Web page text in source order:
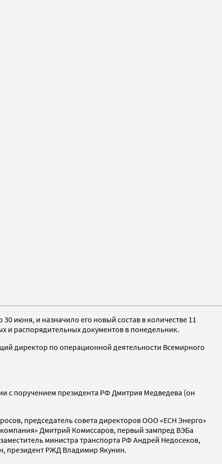
июня, и назначило его новый состав в количестве 11
и распорядительных документов в понедельник.
директор по операционной деятельности Всемирного
с поручением президента РФ Дмитрия Медведева (он
председатель совета директоров ООО «ЕСН Энерго»
Дмитрий Комиссаров, первый зампред ВЭБа
министра транспорта РФ Андрей Недосеков,
президент РЖД Владимир Якунин.